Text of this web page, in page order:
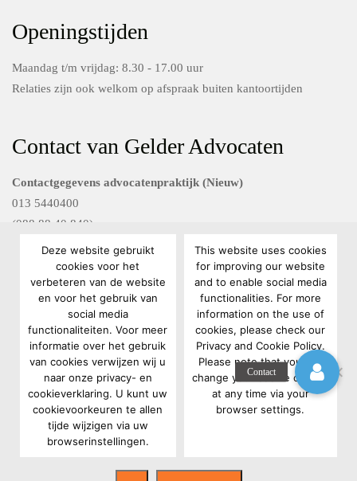
Openingstijden
Maandag t/m vrijdag: 8.30 - 17.00 uur
Relaties zijn ook welkom op afspraak buiten kantoortijden
Contact van Gelder Advocaten
Contactgegevens advocatenpraktijk (Nieuw)
013 5440400
(088 88 40 840)
Contactgegevens Van Gelder FG diensten
088 88 40 801
privacyrecht@vangelderadvocaten.nl
Copyright 2022 Van Gelder Advocaten | Algemene voorwaarden
Gebruikersvoorwaarden
Deze website gebruikt
cookies voor het
verbeteren van de website
en voor het gebruik van
social media
functionaliteiten. Voor meer
informatie over het gebruik
van cookies verwijzen wij u
naar onze privacy- en
cookieverklaring. U kunt uw
cookievoorkeuren te allen
tijde wijzigen via uw
browserinstellingen.
This website uses cookies
for improving our website
and to enable social media
functionalities. For more
information on the use of
cookies, please check our
Privacy and Cookie Policy.
Please note that you can
change your cookie opt-ins
at any time via your
browser settings.